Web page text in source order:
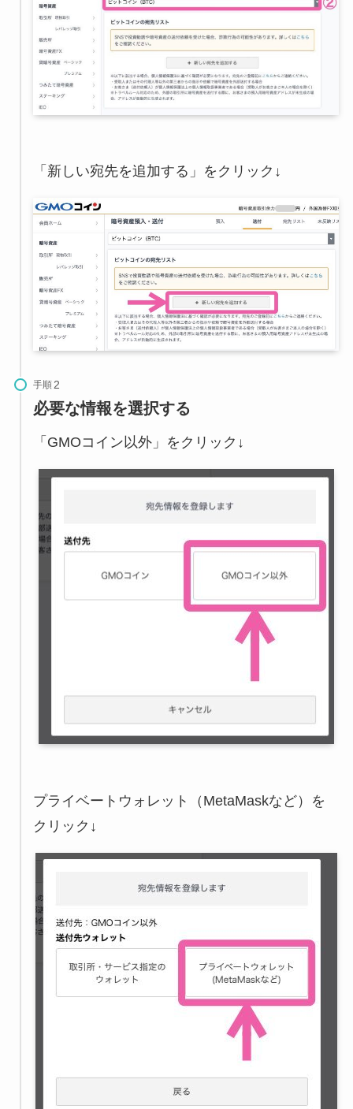
「新しい宛先を追加する」をクリック↓
手順
必要な情報を選択する
「GMOコイン以外」をクリック↓
プライベートウォレット（MetaMaskなど）を
クリック↓